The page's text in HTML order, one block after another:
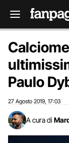
Paulo
27 Agosto 2019 17:03
A cura di